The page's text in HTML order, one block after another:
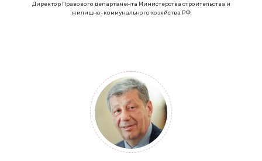
Директор Правового департамента Министерства строительства и
жилищно-коммунального хозяйства РФ